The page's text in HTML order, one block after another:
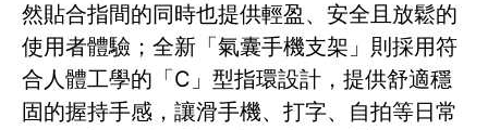
然貼合指間的同時也提供輕盈、安全且放鬆的
使用者體驗；全新「氣囊手機支架」則採用符
合人體工學的「C」型指環設計，提供舒適穩
固的握持手感，讓滑手機、打字、自拍等日常